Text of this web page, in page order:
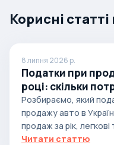
Корисні
8 липня 2026 р.
Податки при
році: скільки
випадках
Розбираємо, який
продажу авто в
продаж за рік,
Читати статтю